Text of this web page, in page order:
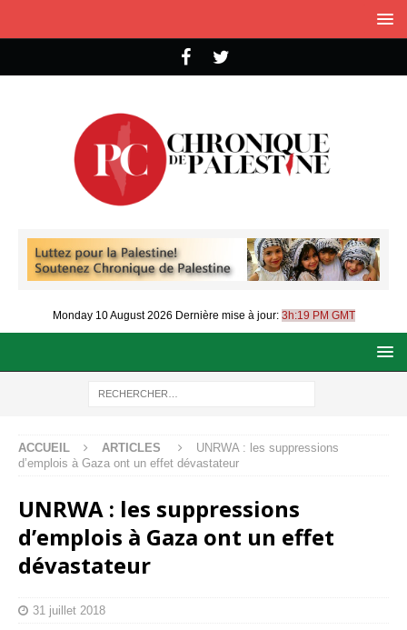
Monday 10 August 2026 Dernière mise à jour: 3h:19 PM GMT
ACCUEIL ARTICLES
UNRWA : les suppressions
d’emplois à Gaza ont un effet dévastateur
UNRWA : les suppressions
d’emplois à Gaza ont un effet
dévastateur
31 juillet 2018